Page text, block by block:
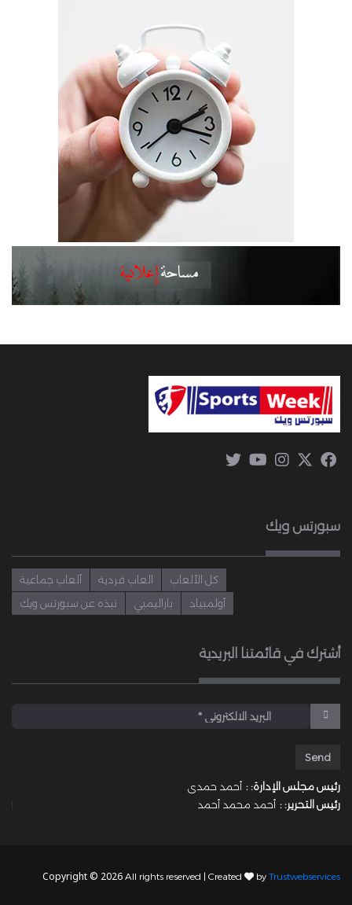
سبورتس ويك
ألعاب جماعية العاب فردية
كل الألعاب
نبذه عن سبورتس ويك
باراليمبي أولمبياد
أشترك في قائمتنا البريدية
رئيس مجلس الإدارة: : أحمد حمدى
رئيس التحرير: : أحمد محمد أحمد
Copyright © 2026 All rights reserved | Created by Trustwebservices